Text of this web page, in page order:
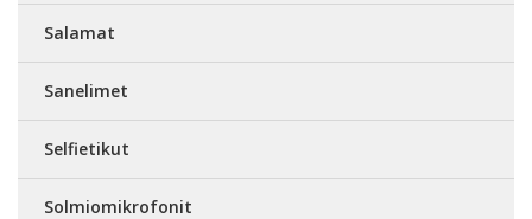
Salamat
Sanelimet
Selfietikut
Solmiomikrofonit